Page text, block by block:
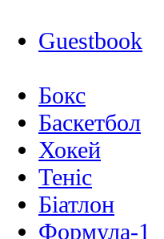
Guestbook
Бокс
Баскетбол
Хокей
Теніс
Біатлон
Формула-1